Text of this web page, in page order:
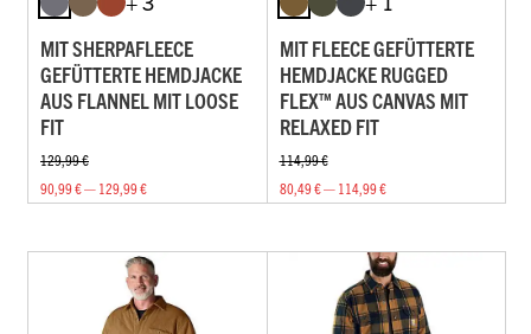
MIT SHERPAFLEECE
GEFÜTTERTE HEMDJACKE
AUS FLANNEL MIT LOOSE
FIT
129,99 €
90,99 € — 129,99 €
MIT FLEECE GEFÜTTERTE
HEMDJACKE RUGGED
FLEX™ AUS CANVAS MIT
RELAXED FIT
114,99 €
80,49 € — 114,99 €